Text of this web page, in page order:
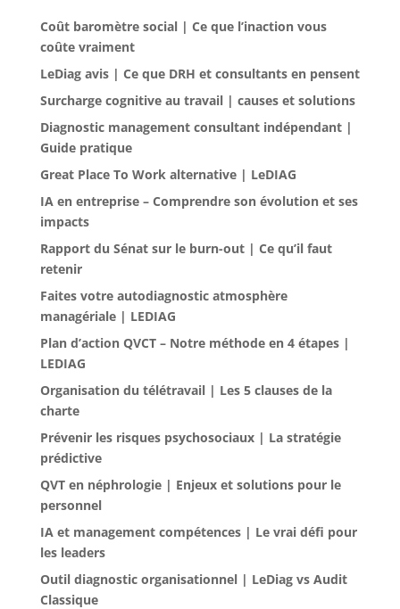
Coût baromètre social | Ce que l’inaction vous
coûte vraiment
LeDiag avis | Ce que DRH et consultants en pensent
Surcharge cognitive au travail | causes et solutions
Diagnostic management consultant indépendant |
Guide pratique
Great Place To Work alternative | LeDIAG
IA en entreprise – Comprendre son évolution et ses
impacts
Rapport du Sénat sur le burn-out | Ce qu’il faut
retenir
Faites votre autodiagnostic atmosphère
managériale | LEDIAG
Plan d’action QVCT – Notre méthode en 4 étapes |
LEDIAG
Organisation du télétravail | Les 5 clauses de la
charte
Prévenir les risques psychosociaux | La stratégie
prédictive
QVT en néphrologie | Enjeux et solutions pour le
personnel
IA et management compétences | Le vrai défi pour
les leaders
Outil diagnostic organisationnel | LeDiag vs Audit
Classique